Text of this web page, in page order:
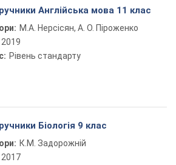
Англійська мова 11 клас
М.А. Нерсісян, А. О. Піроженко
2019
Рівень стандарту
Біологія 9 клас
К.М. Задорожній
2017